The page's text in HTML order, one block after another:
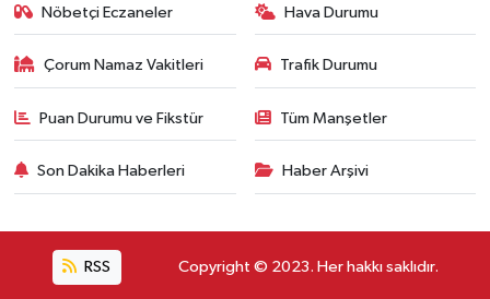
Nöbetçi Eczaneler Hava Durumu
Çorum Namaz Vakitleri Trafik Durumu
Puan Durumu ve Fikstür Tüm Manşetler
Son Dakika Haberleri Haber Arşivi
RSS Copyright © 2023. Her hakkı saklıdır.